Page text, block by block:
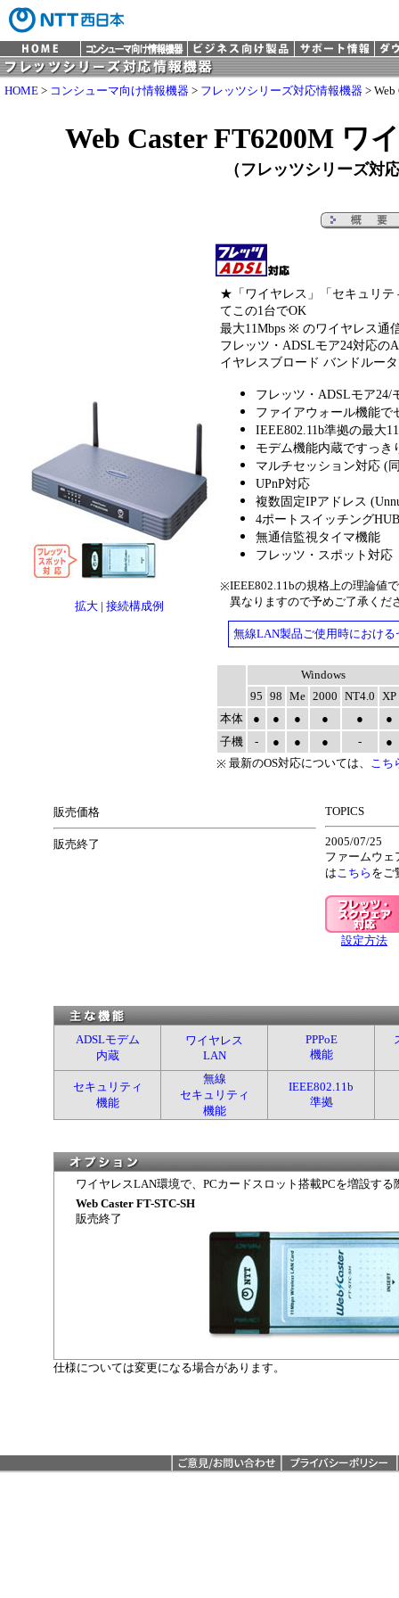
HOME > コンシューマ向け情報機器 > フレッツシリーズ対応情報機器 >
Web Caster FT6200M ワ
（フレッツシリーズ対
拡大| 接続構成例
★「ワイヤレス」「セキュリテ
てこの1台でOK
最大11Mbps ※ のワイヤレス通
フレッツ・ADSLモア24対応の
イヤレスブロード バンドルー
フレッツ・ADSLモア24/
ファイアウォール機能で
IEEE802.11b準拠の最大
モデム機能内蔵ですっき
マルチセッション対応 (
UPnP対応
複数固定IPアドレス
4ポートスイッチング
無通信監視タイマ機能
フレッツ・スポット対応
※IEEE802.11bの規格上の理論値
異なりますので予めご了承くだ
無線LAN製品ご使用時におけ
Windows
95 98 Me 2000 NT4.0 XP
本体
● ● ● ● ●
●
子機
- ● ● ● -
●
※ 最新のOS対応については、 こち
販売価格
販売終了
TOPICS
2005/07/25
ファームウェ
はこちら をご
設定方法
ADSLモデム
内蔵
ワイヤレス
LAN
PPPoE
機能
セキュリティ
機能
無線
セキュリティ
機能
IEEE802.11b
準拠
ワイヤレスLAN環境で、PCカードスロット搭載PCを増設する
Web Caster FT-STC-SH
販売終了
仕様については変更になる場合があります。